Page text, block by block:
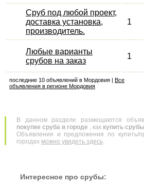
Сруб под любой проект,
доставка установка,
производитель.
1
Любые варианты
срубов на заказ
1
последние 10 объявлений в Мордовия |
Все
объявления в регионе Мордовия
В данном разделе размещаются
покупке сруба в городе , как купить
Объявления и предложения по купить/
городах можно увидеть здесь.
Интересное про срубы: